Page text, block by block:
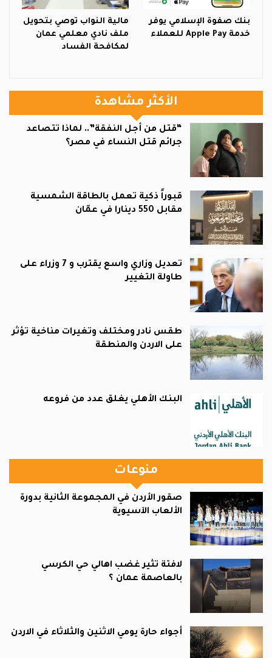
بنك صفوة الإسلامي يوفر
خدمة Apple Pay للعملاء
مالية النواب توصي بتحويل
ملف نادي معلمي عمان
لمكافحة الفساد
الأكثر مشاهدة
“قتل من أجل النفقة”.. لماذا تتصاعد
جرائم قتل النساء في مصر؟
قبوراً ذكية تعمل بالطاقة الشمسية
مقابل 550 دينارا في عمّان
تعديل وزاري واسع يقترب و 7 وزراء على
طاولة التغيير
طقس نادر ومختلف وتغيرات مناخية تؤثر
على الاردن والمنطقة
البنك الأهلي يغلق عدد من فروعه
منوعات
صقور الأردن في المجموعة الثانية بدورة
الألعاب الآسيوية
لافتة تثير غضب اهالي حي الكرسي
بالعاصمة عمان ؟
أجواء حارة يومي الاثنين والثلاثاء في الاردن